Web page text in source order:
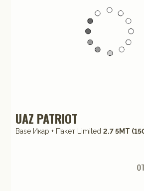
UAZ PATRIOT
Base Икар + Пакет Limited 2.7 5МТ
от